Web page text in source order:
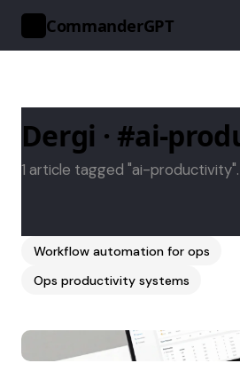
Dergi · #ai-
1 article tagged "ai-productivity".
Workflow automation for ops
Ops productivity systems
CommanderGPT